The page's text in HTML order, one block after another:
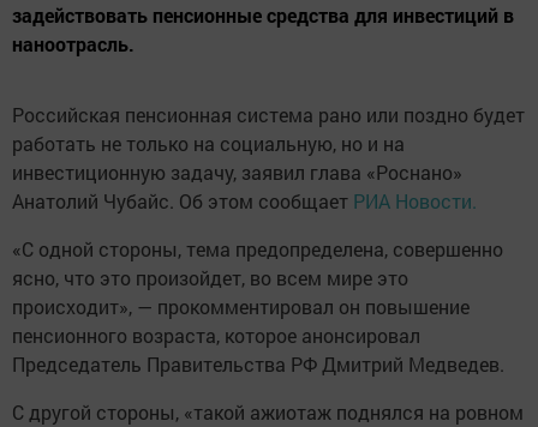
задействовать пенсионные средства для инвестиций в
наноотрасль.
Российская пенсионная система рано или поздно будет
работать не только на социальную, но и на
инвестиционную задачу, заявил глава «Роснано»
Анатолий Чубайс. Об этом сообщает РИА Новости.
«С одной стороны, тема предопределена, совершенно
ясно, что это произойдет, во всем мире это
происходит», — прокомментировал он повышение
пенсионного возраста, которое анонсировал
Председатель Правительства РФ Дмитрий Медведев.
С другой стороны, «такой ажиотаж поднялся на ровном